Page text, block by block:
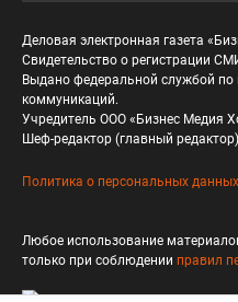
Деловая электронная газета
Свидетельство о регистрации
Выдано федеральной службой по
коммуникаций.
Учредитель ООО «Бизнес Медия
Шеф-редактор (главный
Политика о персональных данных
Любое использование
только при соблюдении правил